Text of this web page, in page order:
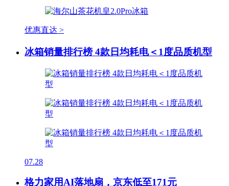
优惠直达 >
冰箱销量排行榜 4款日均耗电＜1度品质机型
07.28
格力家用AI落地扇，京东低至171元